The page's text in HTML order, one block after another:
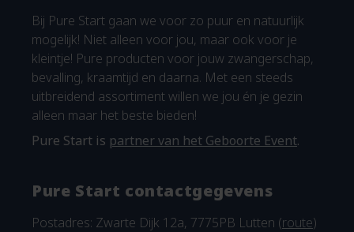
Bij Pure Start gaan we voor zo puur en natuurlijk
mogelijk! Niet alleen voor jou, maar ook voor je
kleintje! Pure producten voor jouw zwangerschap,
bevalling, kraamtijd en daarna. Met een steeds
uitbreidend assortiment willen we jou én je gezin
alleen maar het beste bieden!
Pure Start is partner van het Geboorte Event.
Pure Start contactgegevens
Postadres: Zwarte Dijk 12a, 7775PB Lutten (route)